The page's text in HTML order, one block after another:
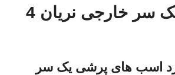
اسب پرشی یک سر خارجی نریان 4
اسب های پرشی یک سر